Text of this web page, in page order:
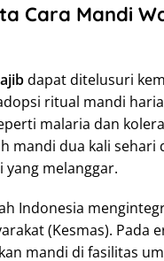
Cara Mandi
dapat ditelusuri
ritual mandi
malaria dan
mandi dua kali
melanggar.
Indonesia
(Kesmas). Pada
mandi di fasilitas